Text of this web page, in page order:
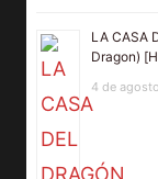
LA CASA
Dragon)
4 de